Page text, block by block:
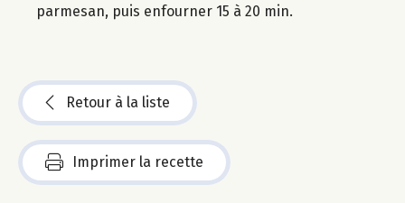
parmesan, puis enfourner 15 à 20 min.
Retour à la liste
Imprimer la recette